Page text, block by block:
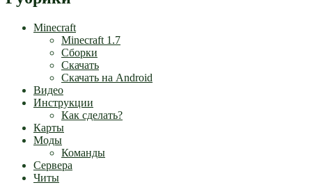
Minecraft
Minecraft 1.7
Сборки
Скачать
Скачать на Android
Видео
Инструкции
Как сделать?
Карты
Моды
Команды
Сервера
Читы